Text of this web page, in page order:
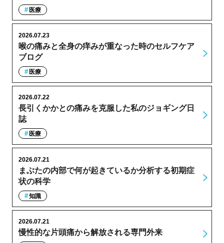
医療
喉の痛みと全身の痒みが重なった時のセルフケア
ブログ
2026.07.23
医療
長引くかかとの痛みを克服した私のジョギング日
誌
2026.07.22
医療
まぶたの内部で何が起きているか分析する初期症
状の科学
2026.07.21
知識
慢性的な片頭痛から解放される専門外来
2026.07.21